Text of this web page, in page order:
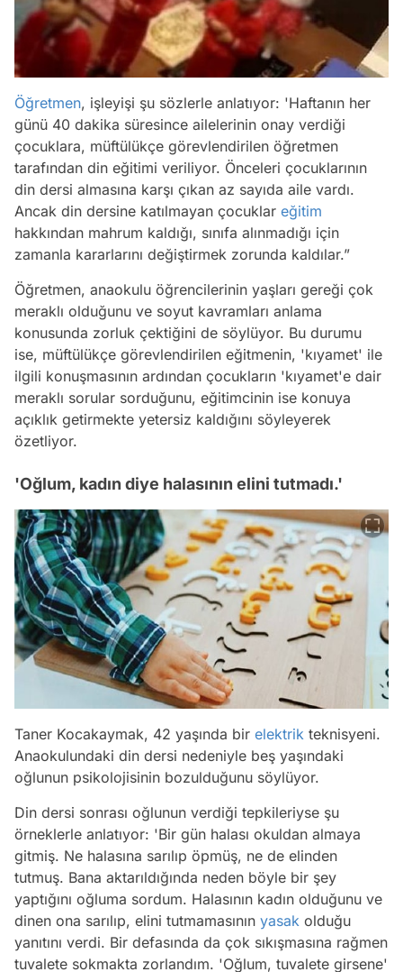
Öğretmen, işleyişi şu sözlerle anlatıyor: 'Haftanın her
günü 40 dakika süresince ailelerinin onay verdiği
çocuklara, müftülükçe görevlendirilen öğretmen
tarafından din eğitimi veriliyor. Önceleri çocuklarının
din dersi almasına karşı çıkan az sayıda aile vardı.
Ancak din dersine katılmayan çocuklar eğitim
hakkından mahrum kaldığı, sınıfa alınmadığı için
zamanla kararlarını değiştirmek zorunda kaldılar.”
Öğretmen, anaokulu öğrencilerinin yaşları gereği çok
meraklı olduğunu ve soyut kavramları anlama
konusunda zorluk çektiğini de söylüyor. Bu durumu
ise, müftülükçe görevlendirilen eğitmenin, 'kıyamet' ile
ilgili konuşmasının ardından çocukların 'kıyamet'e dair
meraklı sorular sorduğunu, eğitimcinin ise konuya
açıklık getirmekte yetersiz kaldığını söyleyerek
özetliyor.
'Oğlum, kadın diye halasının elini tutmadı.'
Taner Kocakaymak, 42 yaşında bir elektrik teknisyeni.
Anaokulundaki din dersi nedeniyle beş yaşındaki
oğlunun psikolojisinin bozulduğunu söylüyor.
Din dersi sonrası oğlunun verdiği tepkileriyse şu
örneklerle anlatıyor: 'Bir gün halası okuldan almaya
gitmiş. Ne halasına sarılıp öpmüş, ne de elinden
tutmuş. Bana aktarıldığında neden böyle bir şey
yaptığını oğluma sordum. Halasının kadın olduğunu ve
dinen ona sarılıp, elini tutmamasının yasak olduğu
yanıtını verdi. Bir defasında da çok sıkışmasına rağmen
tuvalete sokmakta zorlandım. 'Oğlum, tuvalete girsene'